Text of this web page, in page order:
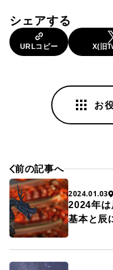
シェアする
URLコピー X(旧
お
前の記事へ
2024.01.03
2024年は
基本と辰